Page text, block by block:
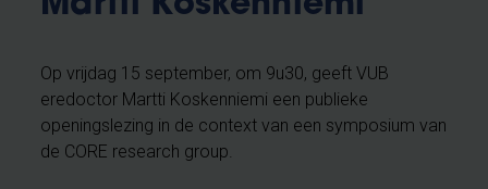
Op vrijdag 15 september, om 9u30, geeft VUB
eredoctor Martti Koskenniemi een publieke
openingslezing in de context van een symposium van
de CORE research group.